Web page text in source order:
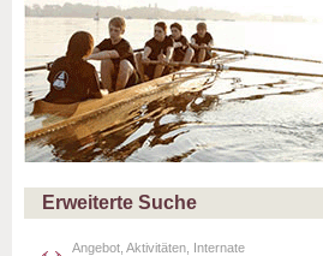
Erweiterte Suche
Angebot, Aktivitäten, Internate